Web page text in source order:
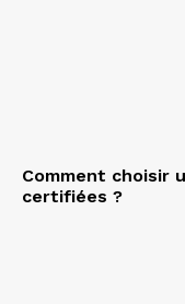
Comment choisir
certifiées ?